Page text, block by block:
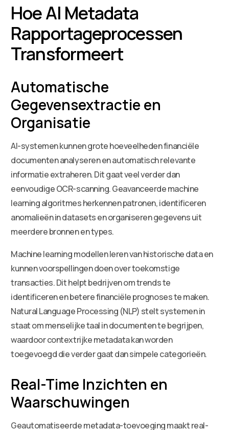
Hoe AI Metadata
Rapportageprocessen
Transformeert
Automatische
Gegevensextractie en
Organisatie
AI-systemen kunnen grote hoeveelheden financiële
documenten analyseren en automatisch relevante
informatie extraheren. Dit gaat veel verder dan
eenvoudige OCR-scanning. Geavanceerde machine
learning algoritmes herkennen patronen, identificeren
anomalieën in datasets en organiseren gegevens uit
meerdere bronnen en types.
Machine learning modellen leren van historische data en
kunnen voorspellingen doen over toekomstige
transacties. Dit helpt bedrijven om trends te
identificeren en betere financiële prognoses te maken.
Natural Language Processing (NLP) stelt systemen in
staat om menselijke taal in documenten te begrijpen,
waardoor contextrijke metadata kan worden
toegevoegd die verder gaat dan simpele categorieën.
Real-Time Inzichten en
Waarschuwingen
Geautomatiseerde metadata-toevoeging maakt real-